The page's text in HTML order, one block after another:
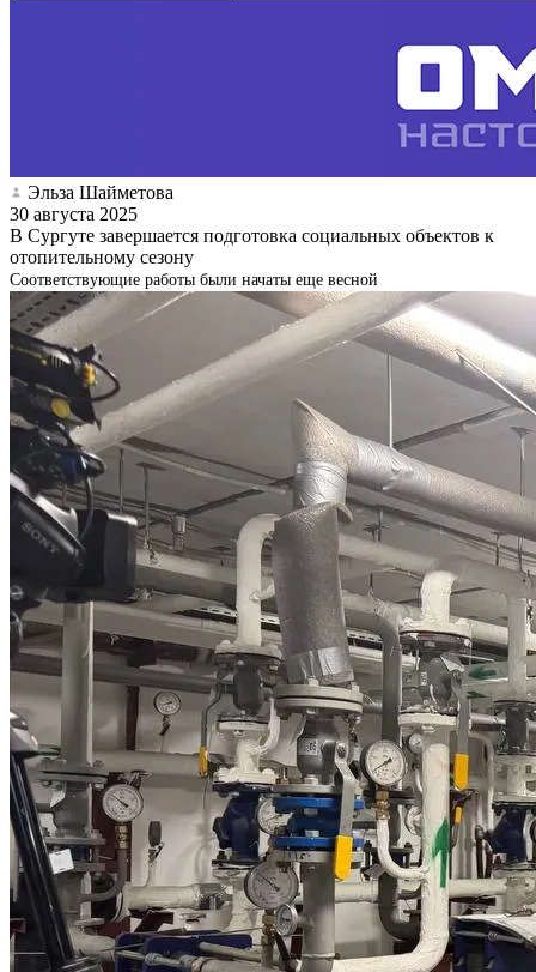
Эльза Шайметова
30 августа 2025
В Сургуте завершается подготовка социальных объектов к
отопительному сезону
Соответствующие работы были начаты еще весной